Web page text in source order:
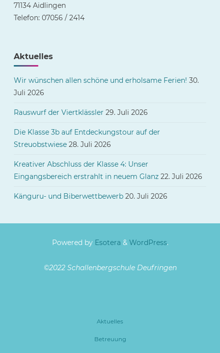
71134 Aidlingen
Telefon: 07056 / 2414
Aktuelles
Wir wünschen allen schöne und erholsame Ferien! 30.
Juli 2026
Rauswurf der Viertklässler 29. Juli 2026
Die Klasse 3b auf Entdeckungstour auf der
Streuobstwiese 28. Juli 2026
Kreativer Abschluss der Klasse 4: Unser
Eingangsbereich erstrahlt in neuem Glanz 22. Juli 2026
Känguru- und Biberwettbewerb 20. Juli 2026
Powered byEsotera & WordPress.
©2022 Schallenbergschule Deufringen
Aktuelles
Betreuung